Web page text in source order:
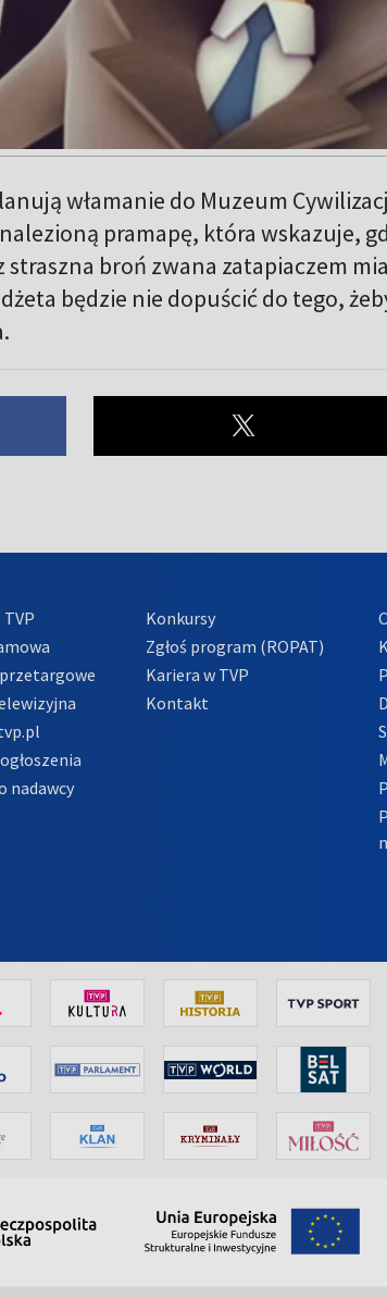
włamanie do Muzeum
pramapę, która wskazuje,
broń zwana zatapiaczem
będzie nie dopuścić do tego,
nadawcy
Konkursy
Zgłoś program (ROPAT)
Kariera w TVP
Kontakt